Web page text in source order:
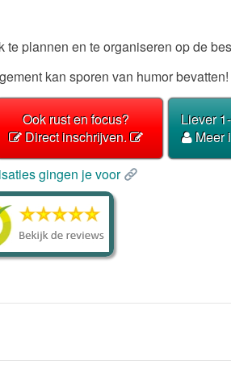
plannen en te organiseren op de
kan sporen van humor bevatten!
Ook rust en focus?
Direct inschrijven.
Liever
Meer
gingen je voor